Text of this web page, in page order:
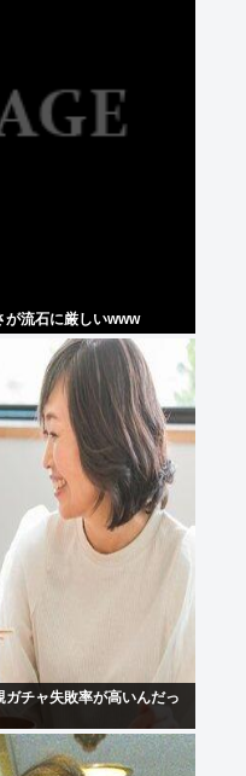
が流石に厳しいwww
ガチャ失敗率が高いんだっ